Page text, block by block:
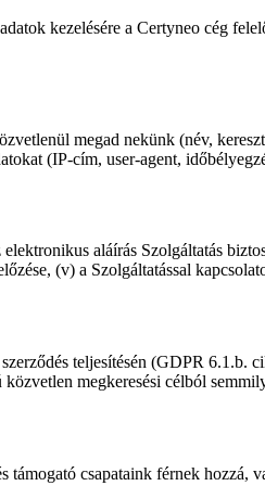
kezelésére a Certyneo cég
megad nekünk (név,
(IP-cím, user-agent,
aláírás Szolgáltatás
(v) a Szolgáltatással
teljesítésén (GDPR 6.1.b.
megkeresési célból
támogató csapataink férnek